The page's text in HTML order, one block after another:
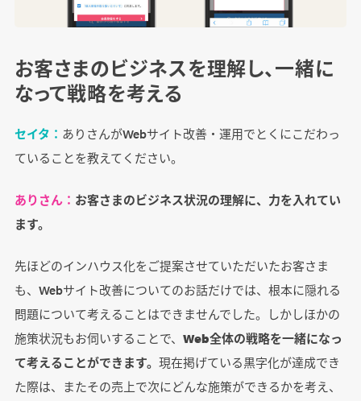
お客さまのビジネスを理解し、一緒に
なって戦略を考える
セイタ： ありさんがWebサイト改善・運用でとくにこだわっ
ていることを教えてください。
ありさん： お客さまのビジネス状況の理解に、力を入れてい
ます。
先ほどのインハウス化をご提案させていただいたお客さま
も、Webサイト改善についてのお話だけでは、根本に隠れる
問題について考えることはできませんでした。しかしほかの
施策状況もお伺いすることで、 Web全体の戦略を一緒になっ
て考えることができます。 現在掲げている黒字化が達成でき
た際は、またその売上で次にどんな施策ができるかを考え、